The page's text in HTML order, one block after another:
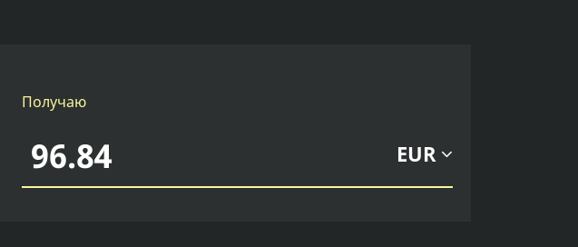
Получаю
EUR